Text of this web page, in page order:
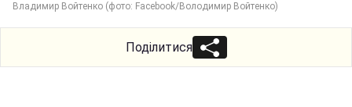
Владимир Войтенко (фото: Facebook/Володимир Войтенко)
Поділитися